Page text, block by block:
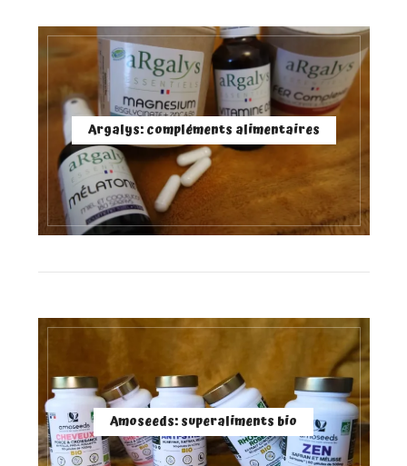
Argalys: compléments alimentaires
Amoseeds: superaliments bio